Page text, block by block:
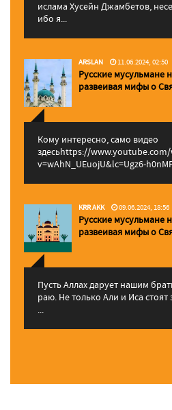
ислама Хусейн Джамбетов,
ибо я...
ARSLAN 11.06.2024, 02:50
Русские мусульмане
pазвеивая мифы о
Кому интересно, само видео
здесьhttps://
v=wAhN_UEuojU&lc=Ugz6-
KRR AKK 09.06.2024, 18:56
Русские мусульмане
pазвеивая мифы о
Пусть Аллах дарует нашим
раю. Не только Али и Иса
...